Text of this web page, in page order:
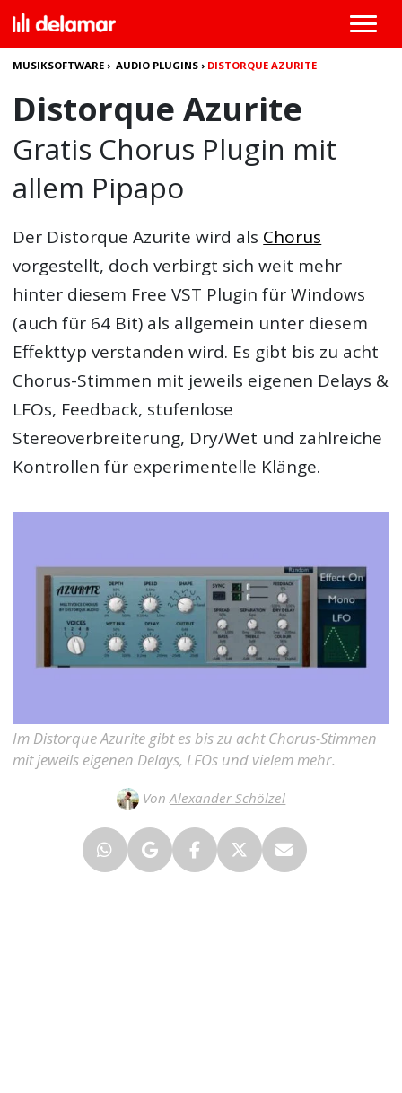
MUSIKSOFTWARE ›AUDIO PLUGINS › DISTORQUE AZURITE
Distorque Azurite
Gratis Chorus Plugin mit
allem Pipapo
Der Distorque Azurite wird als Chorus
vorgestellt, doch verbirgt sich weit mehr
hinter diesem Free VST Plugin für Windows
(auch für 64 Bit) als allgemein unter diesem
Effekttyp verstanden wird. Es gibt bis zu acht
Chorus-Stimmen mit jeweils eigenen Delays &
LFOs, Feedback, stufenlose
Stereoverbreiterung, Dry/Wet und zahlreiche
Kontrollen für experimentelle Klänge.
Im Distorque Azurite gibt es bis zu acht Chorus-Stimmen
mit jeweils eigenen Delays, LFOs und vielem mehr.
VonAlexander Schölzel